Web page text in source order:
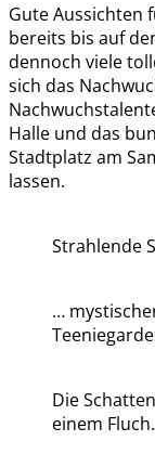
Gute Aussichten
bereits bis auf
dennoch viele
sich das
Halle und das
Stadtplatz am
lassen.
Strahlende
…
Die
einem